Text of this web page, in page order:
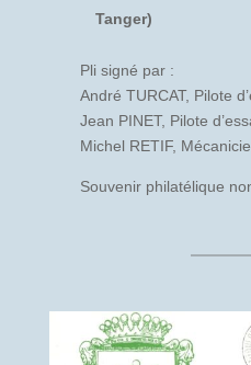
Tanger)
Pli signé par :
André TURCAT, Pilote
Jean PINET, Pilote
Michel RETIF,
Souvenir philatélique